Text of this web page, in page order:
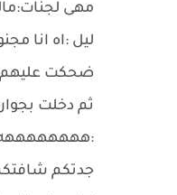
مهى
ليل :اه انا
ضحكت عليهم
ثم دخلت
:ههههههههه
جدتكم